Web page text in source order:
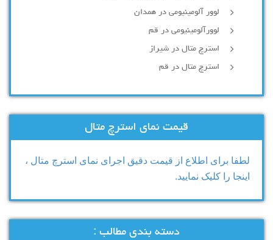
لوور آلومینیومی در همدان
لوورآلومینیومی در قم
استرچ متال در شیراز
استرچ متال در قم
قیمت نمای استرچ متال
لطفا برای اطلاع از قیمت دقیق اجرای نمای استرچ متال ،
اینجا را کلیک نمایید.
دسته بندی مطالب :